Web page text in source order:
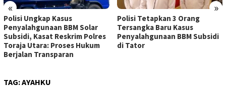
« »
Polisi Ungkap Kasus
Penyalahgunaan BBM Solar
Subsidi, Kasat Reskrim Polres
Toraja Utara: Proses Hukum
Berjalan Transparan
Polisi Tetapkan 3 Orang
Tersangka Baru Kasus
Penyalahgunaan BBM Subsidi
di Tator
TAG:AYAHKU